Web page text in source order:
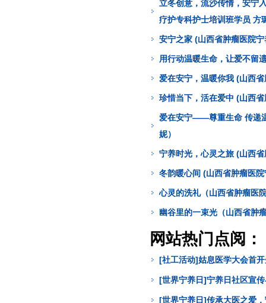
立冬创意，流沙传情，安宁
疗护专科护士培训班学员 方
安宁之家 (山西省肿瘤医院
用行动温暖生命，让爱不留
爱在安宁，温暖你我 (山西
珍惜当下，活在爱中 (山西
爱在安宁——尊重生命 传递
妮）
宁养时光，心灵之旅 (山西
冬韵暖心间 (山西省肿瘤医
心灵的洗礼（山西省肿瘤医
幽谷里的一束光（山西省肿
网站热门点阅：
[社工活动]姑息医学大会首
[世界宁养日]宁养日社区宣
[世界宁养日]传承大医之爱